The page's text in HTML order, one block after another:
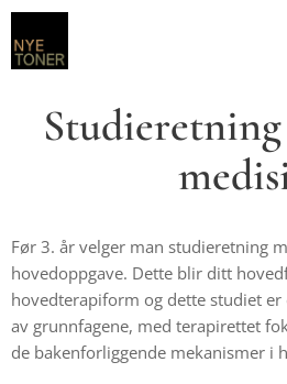
Før 3. år velger man studieretning
hovedoppgave. Dette blir ditt
hovedterapiform og dette studiet
av grunnfagene, med terapirettet
de bakenforliggende mekanismer i